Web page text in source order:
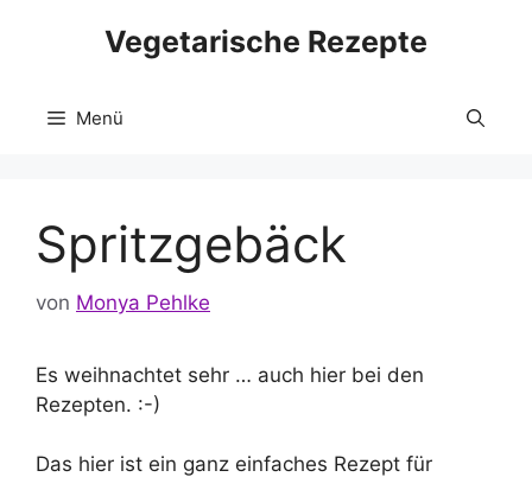
Vegetarische Rezepte
Menü
Spritzgebäck
von Monya Pehlke
Es weihnachtet sehr … auch hier bei den
Rezepten. :-)
Das hier ist ein ganz einfaches Rezept für